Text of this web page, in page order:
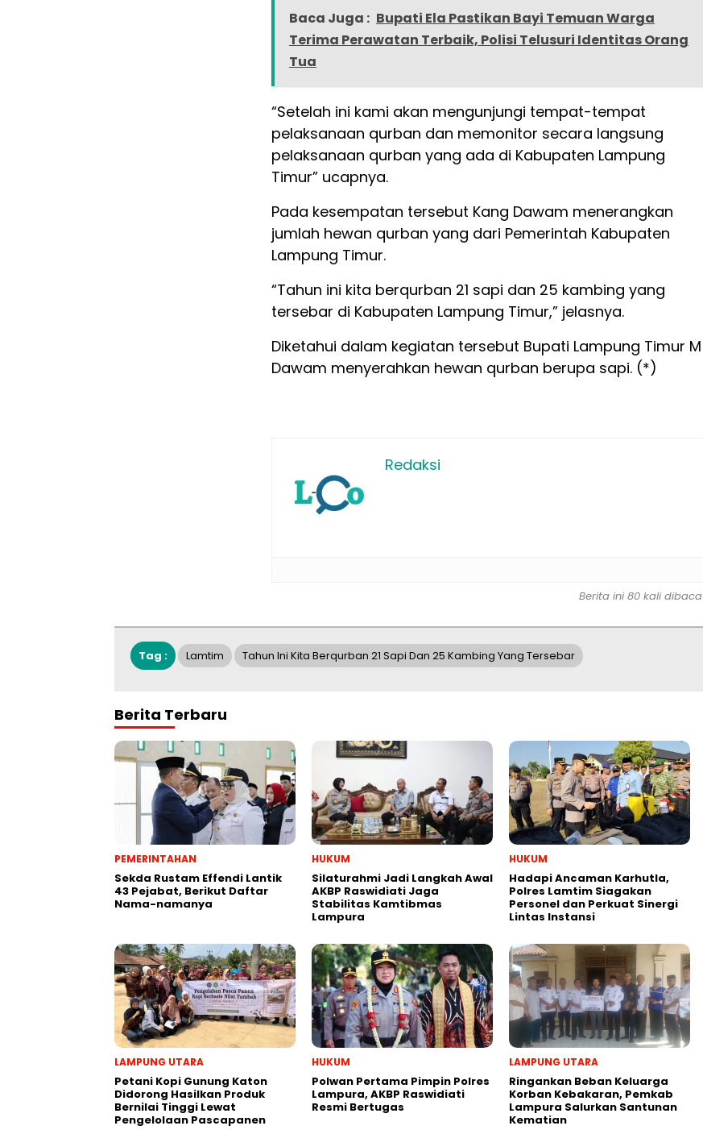
Baca Juga : Bupati Ela Pastikan Bayi Temuan Warga
Terima Perawatan Terbaik, Polisi Telusuri Identitas Orang
Tua
“Setelah ini kami akan mengunjungi tempat-tempat
pelaksanaan qurban dan memonitor secara langsung
pelaksanaan qurban yang ada di Kabupaten Lampung
Timur” ucapnya.
Pada kesempatan tersebut Kang Dawam menerangkan
jumlah hewan qurban yang dari Pemerintah Kabupaten
Lampung Timur.
“Tahun ini kita berqurban 21 sapi dan 25 kambing yang
tersebar di Kabupaten Lampung Timur,” jelasnya.
Diketahui dalam kegiatan tersebut Bupati Lampung Timur M
Dawam menyerahkan hewan qurban berupa sapi. (*)
Redaksi
Berita ini 80 kali dibaca
Tag : Lamtim Tahun Ini Kita Berqurban 21 Sapi Dan 25 Kambing Yang Tersebar
Berita Terbaru
PEMERINTAHAN
Sekda Rustam Effendi Lantik
43 Pejabat, Berikut Daftar
Nama-namanya
HUKUM
Silaturahmi Jadi Langkah Awal
AKBP Raswidiati Jaga
Stabilitas Kamtibmas
Lampura
HUKUM
Hadapi Ancaman Karhutla,
Polres Lamtim Siagakan
Personel dan Perkuat Sinergi
Lintas Instansi
LAMPUNG UTARA
Petani Kopi Gunung Katon
Didorong Hasilkan Produk
Bernilai Tinggi Lewat
Pengelolaan Pascapanen
HUKUM
Polwan Pertama Pimpin Polres
Lampura, AKBP Raswidiati
Resmi Bertugas
LAMPUNG UTARA
Ringankan Beban Keluarga
Korban Kebakaran, Pemkab
Lampura Salurkan Santunan
Kematian